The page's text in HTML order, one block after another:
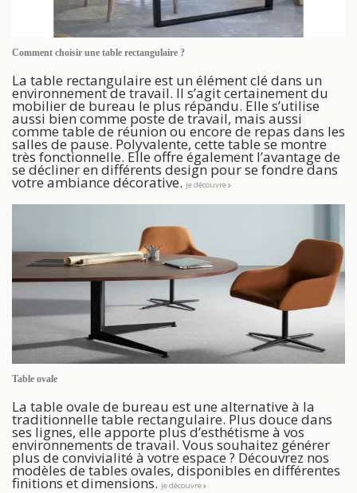
Comment choisir une table rectangulaire ?
La table rectangulaire est un élément clé dans un
environnement de travail. Il s’agit certainement du
mobilier de bureau le plus répandu. Elle s’utilise
aussi bien comme poste de travail, mais aussi
comme table de réunion ou encore de repas dans les
salles de pause. Polyvalente, cette table se montre
très fonctionnelle. Elle offre également l’avantage de
se décliner en différents design pour se fondre dans
votre ambiance décorative. je découvre
Table ovale
La table ovale de bureau est une alternative à la
traditionnelle table rectangulaire. Plus douce dans
ses lignes, elle apporte plus d’esthétisme à vos
environnements de travail. Vous souhaitez générer
plus de convivialité à votre espace ? Découvrez nos
modèles de tables ovales, disponibles en différentes
finitions et dimensions. je découvre